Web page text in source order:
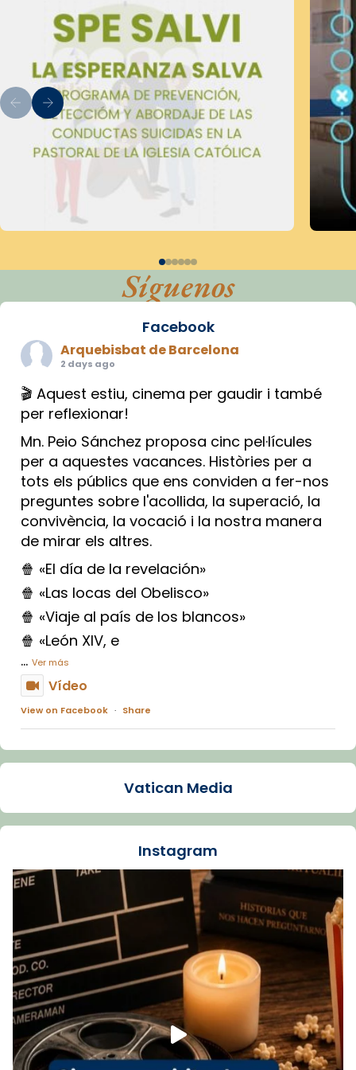
Síguenos
Facebook
Arquebisbat de Barcelona
2 days ago
🎬 Aquest estiu, cinema per gaudir i també
per reflexionar!
Mn. Peio Sánchez proposa cinc pel·lícules
per a aquestes vacances. Històries per a
tots els públics que ens conviden a fer-nos
preguntes sobre l'acollida, la superació, la
convivència, la vocació i la nostra manera
de mirar els altres.
🍿 «El día de la revelación»
🍿 «Las locas del Obelisco»
🍿 «Viaje al país de los blancos»
🍿 «León XIV, e
... Ver más
Vídeo
View on Facebook · Share
Arquebisbat de Barcelona
La Carmina va patir depressió. Fa gairebé
dos mesos, a l'Estadi Lluís Companys, la
Recupera l'entrevista comp
Vatican
tican News 👇
www.vaticannews.va/es/iglesia/news/2026-
07/carmina-historia-depresion-papa-viaje-
espana-testimoni...
Foto
View on Facebook · Share
Vatican Media
Instagram